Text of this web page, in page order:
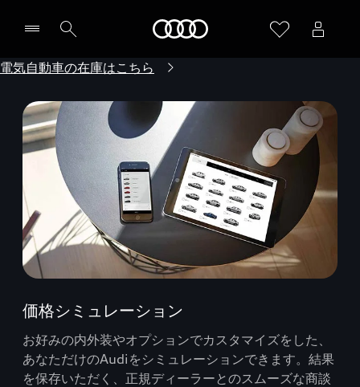
電気自動車の在庫はこちら
価格シミュレーション
お好みの内外装やオプションでカスタマイズをした、
あなただけのAudiをシミュレーションできます。結果
を保存いただく、正規ディーラーとのスムーズな商談